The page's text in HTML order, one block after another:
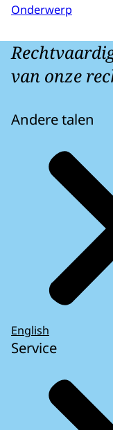
Onderwerp
van onze
Andere talen
English
Service